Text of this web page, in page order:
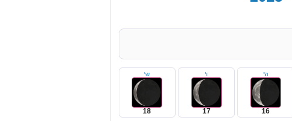
ה'
16
ו'
17
ש'
18